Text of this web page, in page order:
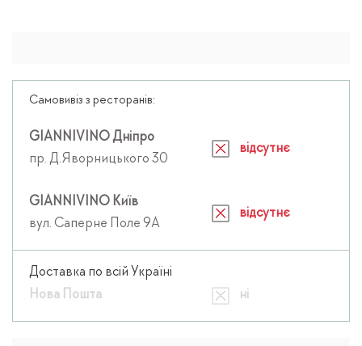
Самовивіз з ресторанів:
GIANNIVINO Дніпро
пр. Д.Яворницького 30
відсутнє
GIANNIVINO Київ
вул. Саперне Поле 9А
відсутнє
Доставка по всій Україні
Нова Пошта
ні